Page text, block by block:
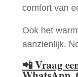
comfort van
Ook het
aanzienlijk.
📲Vraag